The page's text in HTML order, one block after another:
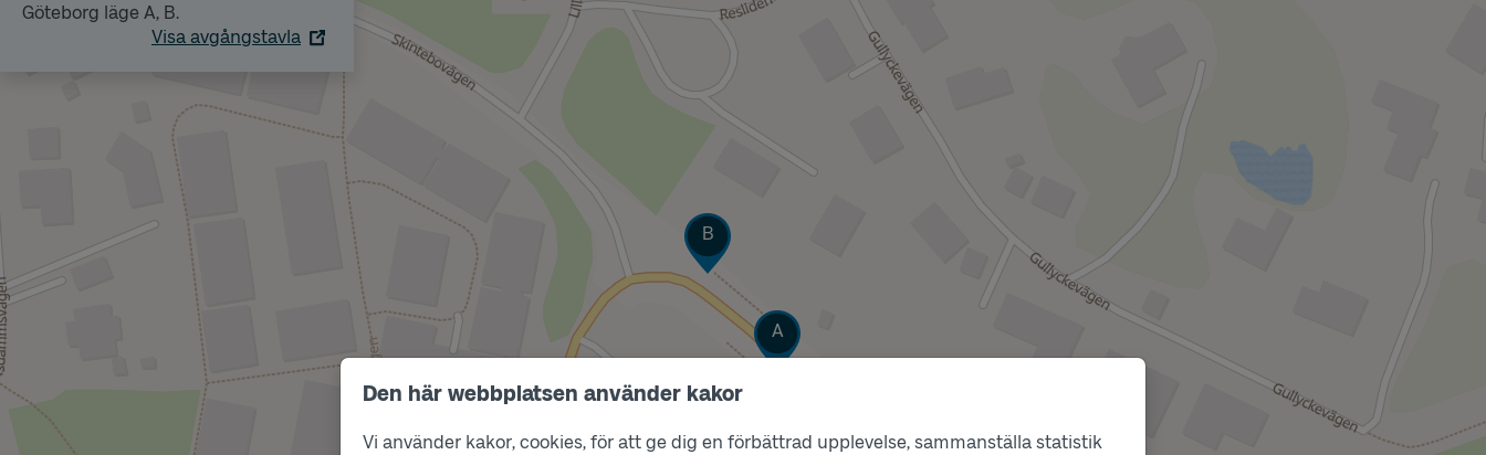
Den här webbplatsen använder kakor
Vi använder kakor, cookies, för att ge dig en förbättrad upplevelse, sammanställa statistik
Göteborg läge A, B.
Visa avgångstavla
Läge
A
Läge
B